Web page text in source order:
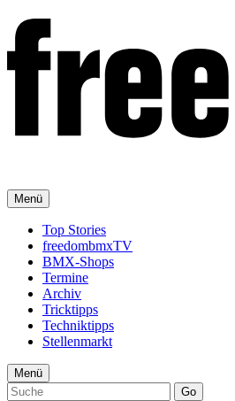
Menü
Top Stories
freedombmxTV
BMX-Shops
Termine
Archiv
Tricktipps
Techniktipps
Stellenmarkt
Menü
Go